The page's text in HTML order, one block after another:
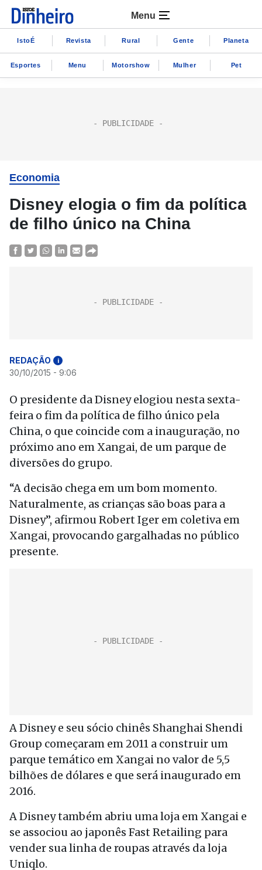
Menu
IstoÉ Revista Rural Gente Planeta
Esportes Menu Motorshow Mulher Pet
Economia
Disney elogia o fim da política
de filho único na China
REDAÇÃO i
30/10/2015 - 9:06
O presidente da Disney elogiou nesta sexta-
feira o fim da política de filho único pela
China, o que coincide com a inauguração, no
próximo ano em Xangai, de um parque de
diversões do grupo.
“A decisão chega em um bom momento.
Naturalmente, as crianças são boas para a
Disney”, afirmou Robert Iger em coletiva em
Xangai, provocando gargalhadas no público
presente.
A Disney e seu sócio chinês Shanghai Shendi
Group começaram em 2011 a construir um
parque temático em Xangai no valor de 5,5
bilhões de dólares e que será inaugurado em
2016.
A Disney também abriu uma loja em Xangai e
se associou ao japonês Fast Retailing para
vender sua linha de roupas através da loja
Uniqlo.